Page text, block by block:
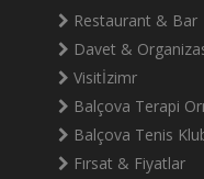
Restaurant & Bar
Davet &
Visitİzimr
Balçova Terapi
Balçova Tenis
Fırsat & Fiyatlar